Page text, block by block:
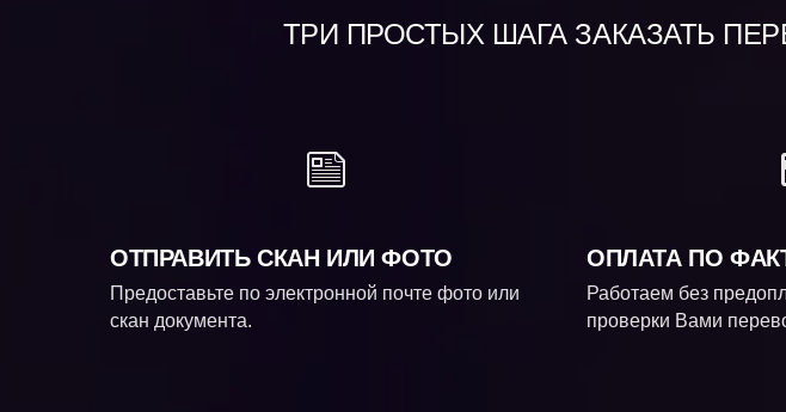
ТРИ ПРОСТЫХ ШАГА ЗАКАЗАТЬ
ОТПРАВИТЬ СКАН ИЛИ ФОТО
Предоставьте по электронной почте фото или
скан документа.
ОПЛАТА ПО
Работаем без
проверки Вами